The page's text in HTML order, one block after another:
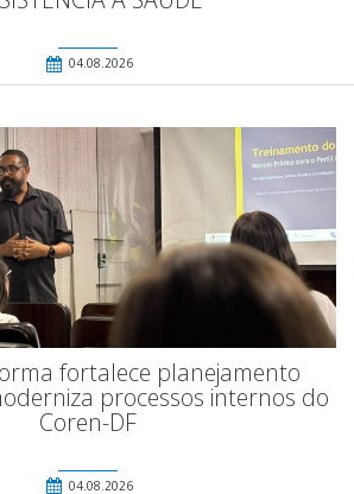
04.08.2026
fortalece planejamento
processos internos do
Coren-DF
04.08.2026